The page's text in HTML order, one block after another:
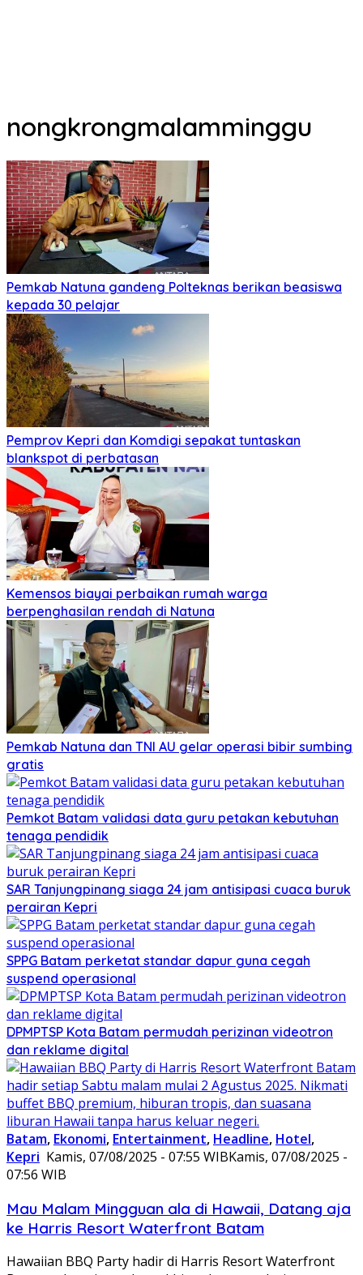
nongkrongmalamminggu
Pemkab Natuna gandeng Polteknas berikan beasiswa
kepada 30 pelajar
Pemprov Kepri dan Komdigi sepakat tuntaskan
blankspot di perbatasan
Kemensos biayai perbaikan rumah warga
berpenghasilan rendah di Natuna
Pemkab Natuna dan TNI AU gelar operasi bibir sumbing
gratis
Pemkot Batam validasi data guru petakan kebutuhan
tenaga pendidik
SAR Tanjungpinang siaga 24 jam antisipasi cuaca buruk
perairan Kepri
SPPG Batam perketat standar dapur guna cegah
suspend operasional
DPMPTSP Kota Batam permudah perizinan videotron
dan reklame digital
Batam, Ekonomi, Entertainment, Headline, Hotel,
Kepri Kamis, 07/08/2025 - 07:55 WIBKamis, 07/08/2025 -
07:56 WIB
Mau Malam Mingguan ala di Hawaii, Datang aja
ke Harris Resort Waterfront Batam
Hawaiian BBQ Party hadir di Harris Resort Waterfront